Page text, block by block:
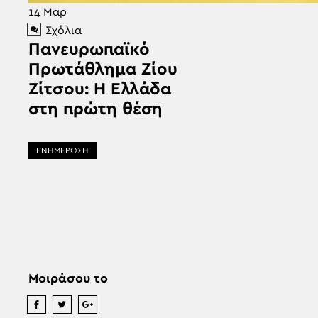
14 Μαρ
Σχόλια
Πανευρωπαϊκό
Πρωτάθλημα Ζίου
Ζίτσου: H Ελλάδα
στη πρώτη θέση
ΕΝΗΜΕΡΩΣΗ
Μοιράσου το